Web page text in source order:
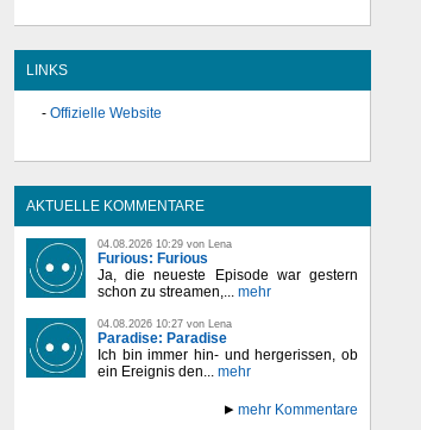
LINKS
Offizielle Website
AKTUELLE KOMMENTARE
04.08.2026 10:29 von Lena
Furious: Furious
Ja, die neueste Episode war gestern
schon zu streamen,... mehr
04.08.2026 10:27 von Lena
Paradise: Paradise
Ich bin immer hin- und hergerissen, ob
ein Ereignis den... mehr
mehr Kommentare